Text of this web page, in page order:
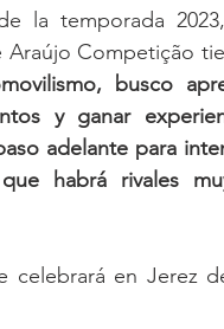
la temporada
Competição
busco
y ganar
adelante para
habrá rivales
celebrará en Jerez